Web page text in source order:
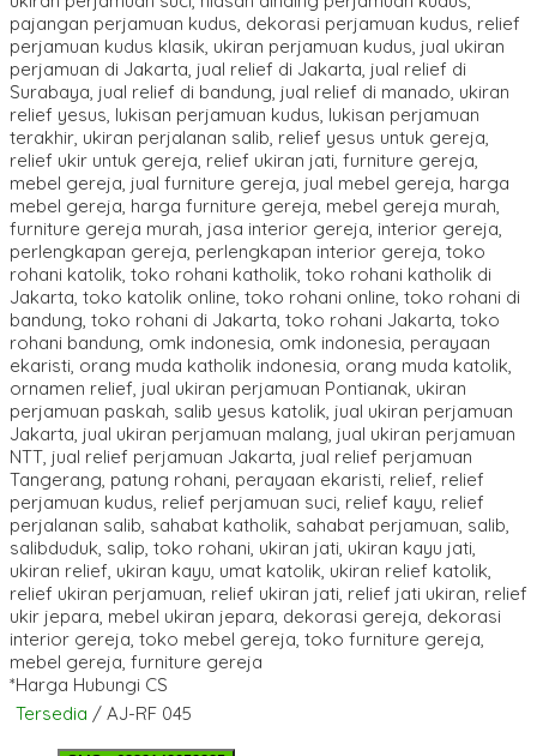
*Harga Hubungi CS
Tersedia / AJ-RF 045